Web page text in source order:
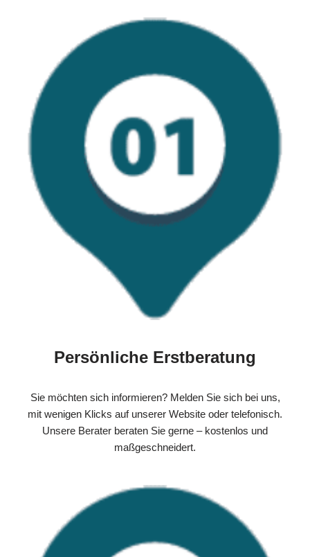
Persönliche Erstberatung
Sie möchten sich informieren? Melden Sie sich bei uns,
mit wenigen Klicks auf unserer Website oder telefonisch.
Unsere Berater beraten Sie gerne – kostenlos und
maßgeschneidert.